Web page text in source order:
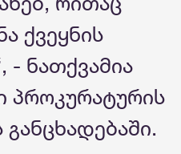
ქვეყნის
- ნათქვამია
პროკურატურის
განცხადებაში.